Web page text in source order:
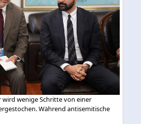
wird wenige Schritte von einer
Während antisemitische